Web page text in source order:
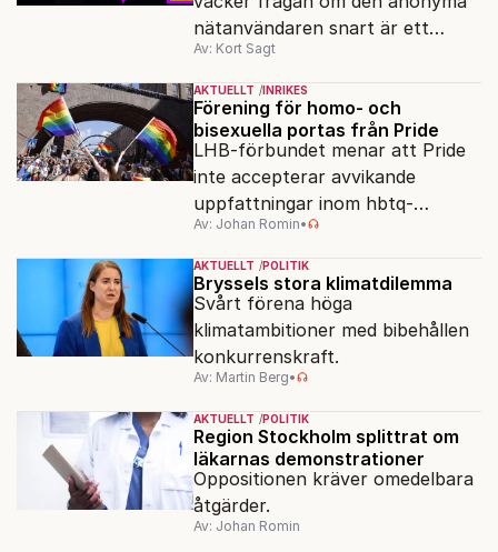
nätanvändaren snart är ett
minne blott.
Av: Kort Sagt
AKTUELLT INRIKES
Förening för homo- och
bisexuella portas från Pride
LHB-förbundet menar att Pride
inte accepterar avvikande
uppfattningar inom hbtq-
rörelsen. "Vi har inga problem
med transpersoner", säger
ordföranden Linn Saarinen.
Av: Johan Romin•
AKTUELLT POLITIK
Bryssels stora klimatdilemma
Svårt förena höga
klimatambitioner med bibehållen
konkurrenskraft.
Av: Martin Berg•
AKTUELLT POLITIK
Region Stockholm splittrat om
läkarnas demonstrationer
Oppositionen kräver omedelbara
åtgärder.
Av: Johan Romin